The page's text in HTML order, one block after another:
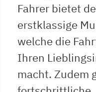
Fahrer bietet
erstklassige
welche die
Ihren
macht. Zudem